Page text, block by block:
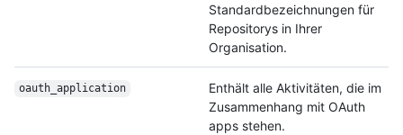
Standardbezeichnungen für
Repositorys in Ihrer
Organisation.
oauth_application
Enthält alle Aktivitäten, die im
Zusammenhang mit OAuth
apps stehen.